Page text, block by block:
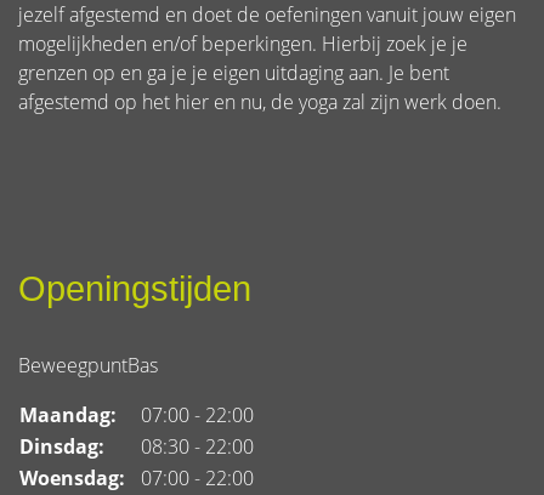
jezelf afgestemd en doet de oefeningen vanuit jouw eigen
mogelijkheden en/of beperkingen. Hierbij zoek je je
grenzen op en ga je je eigen uitdaging aan. Je bent
afgestemd op het hier en nu, de yoga zal zijn werk doen.
Openingstijden
BeweegpuntBas
Maandag:
07:00 - 22:00
Dinsdag:
08:30 - 22:00
Woensdag:
07:00 - 22:00